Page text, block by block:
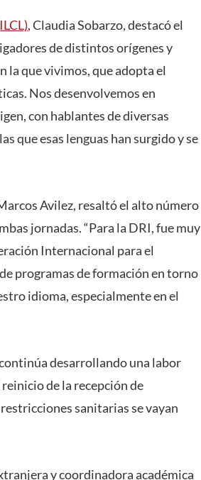
, Claudia Sobarzo, destacó el
de distintos orígenes y
la que vivimos, que adopta el
Nos desenvolvemos en
con hablantes de diversas
que esas lenguas han surgido y se
Avilez, resaltó el alto número
jornadas. “Para la DRI, fue muy
Internacional para el
programas de formación en torno
idioma, especialmente en el
desarrollando una labor
de la recepción de
sanitarias se vayan
y coordinadora académica